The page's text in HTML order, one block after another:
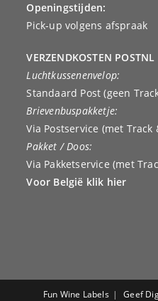
Openingstijden:
Pick-up volgens afspraak
VERZENDKOSTEN POSTNL
Luchtkussenenvelop:
Standaard Post (geen
Brievenbuspakketje:
Via Postservice (met Track
Pakket / Doos:
Via Pakketservice (met
Voor België klik hier
Fun Wine Labels Geef